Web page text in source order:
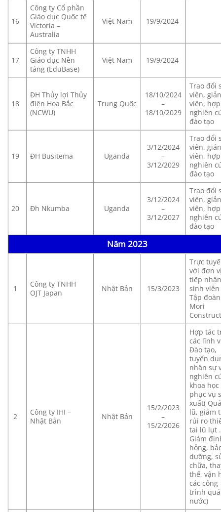
16
Công ty Cổ phần
Giáo dục Quốc tế
Victoria –
Australia
Việt Nam 19/9/2024
17
Công ty TNHH
Giáo dục Nền
tảng (EduBase)
Việt Nam 19/9/2024
18
ĐH Thủy lợi Thủy
điện Hoa Bắc
(NCWU)
Trung Quốc
18/10/2024
–
18/10/2029
Trao đổi
viên,
viên,
nghiên
đào tạo
19 ĐH Busitema Uganda
3/12/2024
–
3/12/2029
Trao đổi
viên,
viên,
nghiên
đào tạo
20 Đh Nkumba Uganda
3/12/2024
–
3/12/2027
Trao đổi
viên,
viên,
nghiên
đào tạo
Năm 2023
1
Công ty TNHH
OJT Japan
Nhật Bản 15/3/2023
Trực
với đơn
tiếp
sinh viên
Tập đoàn
Mori
2
Công ty IHI –
Nhật Bản
Nhật Bản
15/2/2023
–
15/2/2026
Hợp tác
các lĩnh
Đào tạo,
tuyển
nhân sự
nghiên
khoa học
phục vụ
xuất(
lũ, giảm
rủi ro
tai lũ lụt
Giám
hỏng,
dưỡng,
chữa,
thế, vận
các công
trình
nước)